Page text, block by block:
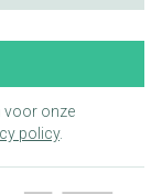
voor onze
policy.